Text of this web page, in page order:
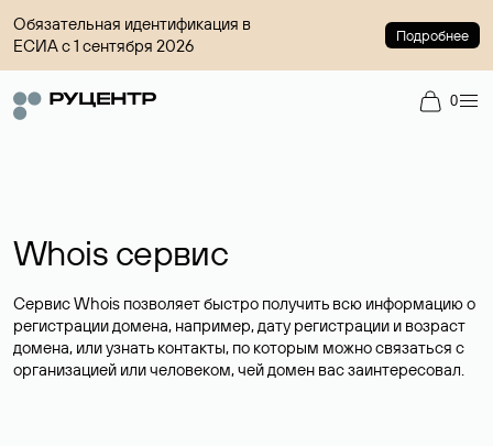
Обязательная идентификация в
ЕСИА с 1 сентября 2026
Подробнее
0
Whois сервис
Сервис Whois позволяет быстро получить всю информацию о
регистрации домена, например, дату регистрации и возраст
домена, или узнать контакты, по которым можно связаться с
организацией или человеком, чей домен вас заинтересовал.